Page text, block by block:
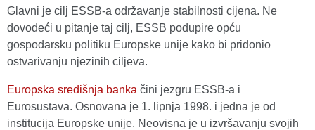
Glavni je cilj ESSB-a održavanje stabilnosti cijena. Ne
dovodeći u pitanje taj cilj, ESSB podupire opću
gospodarsku politiku Europske unije kako bi pridonio
ostvarivanju njezinih ciljeva.
Europska središnja banka čini jezgru ESSB-a i
Eurosustava. Osnovana je 1. lipnja 1998. i jedna je od
institucija Europske unije. Neovisna je u izvršavanju svojih